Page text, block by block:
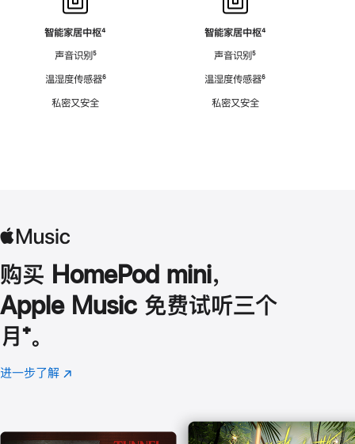
智能家居中枢脚
⁴
声音识别脚
⁵
温湿度传感器脚
⁶
私密又安全
智能家居中枢脚
⁴
声音识别脚
⁵
温湿度传感器脚
⁶
私密又安全
购买 HomePod mini，
Apple Music 免费试听三个
月 脚
注
⁺。
进一步了解 Apple
(在
口